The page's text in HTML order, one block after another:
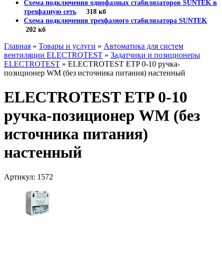
Схема подключения однофазных стабилизаторов SUNTEK в
трехфазную сеть 318 кб
Схема подключения трехфазного стабилизатора SUNTEK
202 кб
Главная » Товары и услуги » Автоматика для систем
вентиляции ELECTROTEST » Задатчики и позиционеры
ELECTROTEST » ELECTROTEST ETP 0-10 ручка-
позиционер WM (без источника питания) настенный
ELECTROTEST ETP 0-10
ручка-позиционер WM (без
источника питания)
настенный
Артикул: 1572